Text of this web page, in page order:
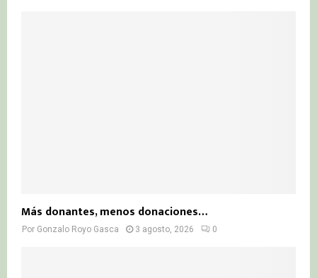
Más donantes, menos donaciones…
Por Gonzalo Royo Gasca 3 agosto, 2026 0